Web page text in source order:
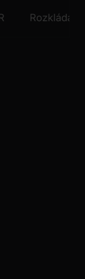
Rozkládací